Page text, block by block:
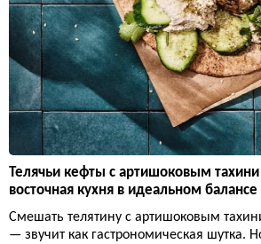
Телячьи кефты с артишоковым
восточная кухня в идеальном балансе
Смешать телятину с артишоковым
— звучит как гастрономическая шутка.